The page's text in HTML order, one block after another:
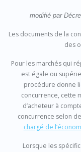
modifié par
Les documents de la
des
Pour les marchés qui
est égale ou
procédure donne
concurrence, cette
d’acheteur à
concurrence selon
chargé de
Lorsque les